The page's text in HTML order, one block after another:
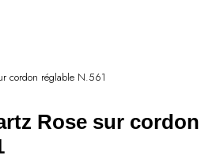
cordon réglable N.561
Rose sur cordon